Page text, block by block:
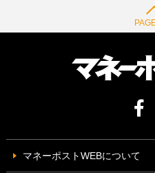
マネーポストWEBについて